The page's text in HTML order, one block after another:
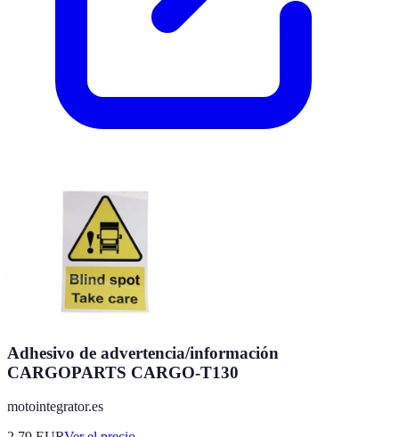
Adhesivo de advertencia/información
CARGOPARTS CARGO-T130
motointegrator.es